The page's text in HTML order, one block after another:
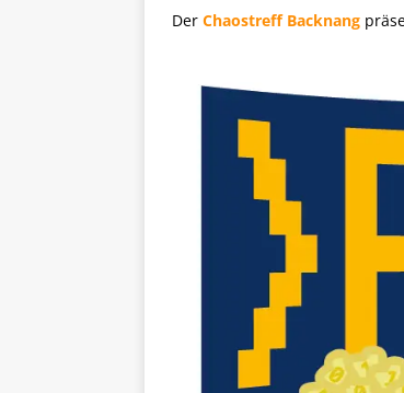
Der Chaostreff Backnang